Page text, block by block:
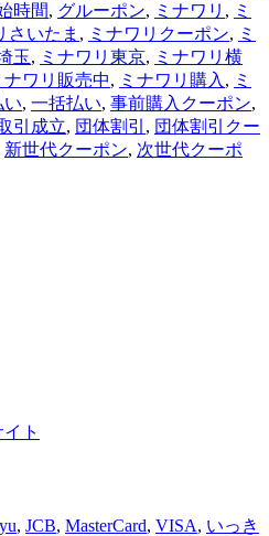
時間, グルーポン, ミナワリ , ミ
さいたま , ミナワリクーポン, ミ
玉, ミナワリ東京, ミナワリ横
ナワリ販売中, ミナワリ購入, ミ
い, 一括払い, 事前購入クーポン,
引成立, 団体割引 , 団体割引クー
新世代クーポン, 次世代クーポ
ト
, JCB, MasterCard, VISA, いっき